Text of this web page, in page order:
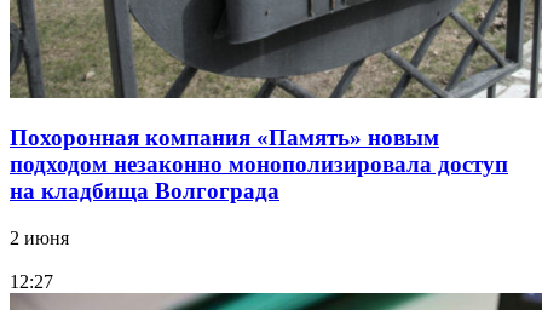
Похоронная компания «Память» новым
подходом незаконно монополизировала доступ
на кладбища Волгограда
2 июня
12:27